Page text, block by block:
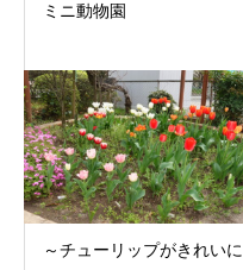
ミニ動物園
～チューリップがきれいに